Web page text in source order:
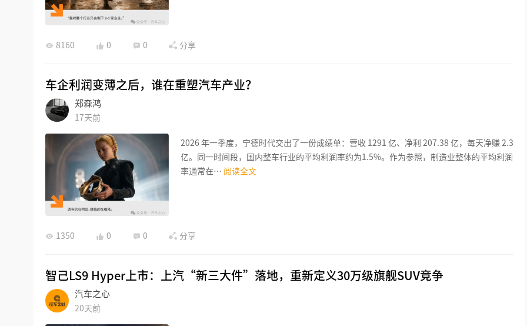
8160 0 0 分享
车企利润变薄之后，谁在重塑汽车产业？
郑森鸿
17天前
2026 年一季度，宁德时代交出了一份成绩单：营收 1291 亿、净利 207.38 亿，每天净赚 2.3
亿。同一时间段，国内整车行业的平均利润率约为1.5%。作为参照，制造业整体的平均利润
率通常在… 阅读全文
1350 0 0 分享
智己LS9 Hyper上市：上汽“新三大件”落地，重新定义30万级旗舰SUV竞争
汽车之心
20天前